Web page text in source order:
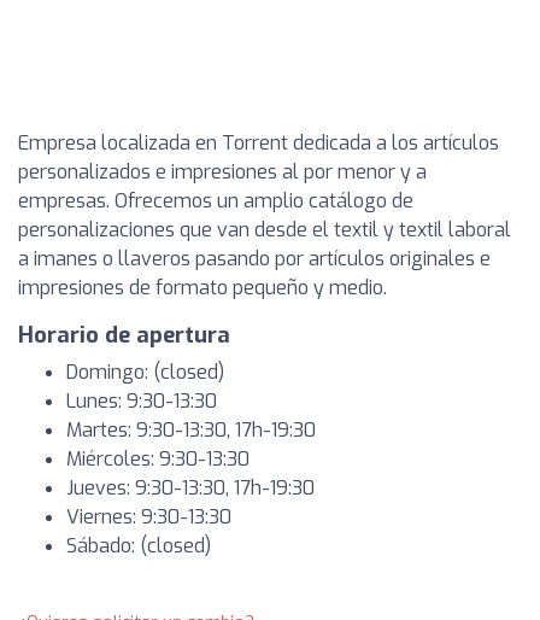
Empresa localizada en Torrent dedicada a los artículos
personalizados e impresiones al por menor y a
empresas. Ofrecemos un amplio catálogo de
personalizaciones que van desde el textil y textil laboral
a imanes o llaveros pasando por artículos originales e
impresiones de formato pequeño y medio.
Horario de apertura
Domingo: (closed)
Lunes: 9:30-13:30
Martes: 9:30-13:30, 17h-19:30
Miércoles: 9:30-13:30
Jueves: 9:30-13:30, 17h-19:30
Viernes: 9:30-13:30
Sábado: (closed)